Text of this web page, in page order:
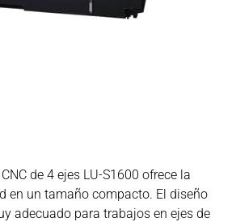
de 4 ejes LU-S1600 ofrece la
en un tamaño compacto. El diseño
adecuado para trabajos en ejes de